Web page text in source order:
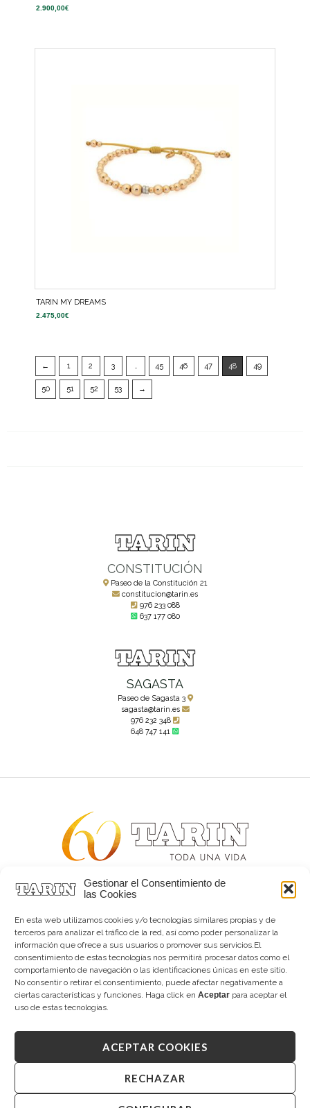
Gestionar el Consentimiento de
las Cookies
En esta web utilizamos cookies y/o tecnologías similares propias y de
terceros para analizar el tráfico de la red, así como poder personalizar la
información que ofrece a sus usuarios o promover sus servicios.El
consentimiento de estas tecnologías nos permitirá procesar datos como el
comportamiento de navegación o las identificaciones únicas en este sitio.
No consentir o retirar el consentimiento, puede afectar negativamente a
ciertas características y funciones. Haga click en Aceptar para aceptar el
uso de estas tecnologías.
ACEPTAR COOKIES
RECHAZAR
2.900,00€
TARIN MY DREAMS
2.475,00€
← 1 2 3 45 46 47 48 49
50 51 52 53 →
CONSTITUCIÓN
Paseo de la Constitución 21
constitucion@tarin.es
976 233 088
637 177 080
SAGASTA
Paseo de Sagasta 3
sagasta@tarin.es
976 232 348
648 747 141
Alta joyería desde 1963
Tarín Magazine
Contacto
Copyright © 2026 Tarín Joyeros
Aviso legal|Política de uso|Política de privacidad
Canal interno de información